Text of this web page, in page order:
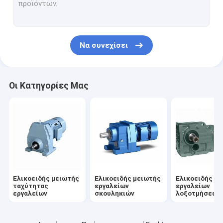
Οριζόντιο κιβώτιο ταχυτήτων
Μειωτής εργαλείων ηλεκτρικών κινητήρων
Να συνεχίσει
Οι Κατηγορίες Μας
Ελικοειδής μειωτής
ταχύτητας
εργαλείων
Ελικοειδής μειωτής
εργαλείων
σκουληκιών
Ελικοειδής
εργαλείων
λοξοτμήσεων